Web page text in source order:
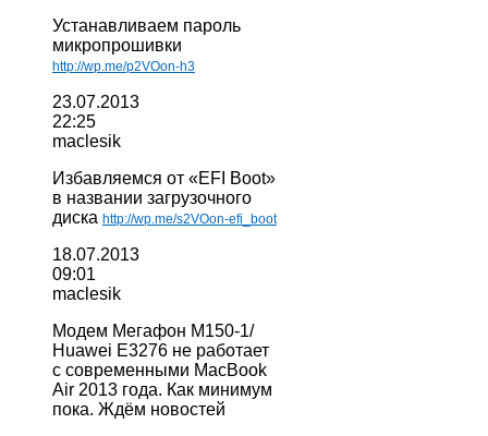
Устанавливаем пароль
микропрошивки
http://wp.me/p2VOon-h3
23.07.2013
22:25
maclesik
Избавляемся от «EFI Boot»
в названии загрузочного
диска http://wp.me/s2VOon-efi_boot
18.07.2013
09:01
maclesik
Модем Мегафон М150-1/
Huawei E3276 не работает
с современными MacBook
Air 2013 года. Как минимум
пока. Ждём новостей